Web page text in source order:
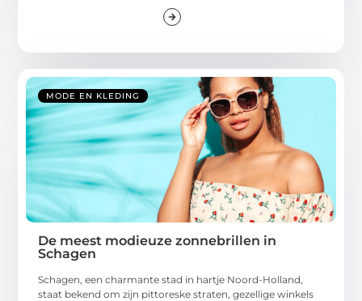
MODE EN KLEDING
De meest modieuze zonnebrillen in
Schagen
Schagen, een charmante stad in hartje Noord-Holland,
staat bekend om zijn pittoreske straten, gezellige winkels